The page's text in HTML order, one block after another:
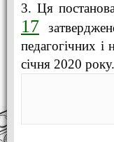
3. Ця
17
педагогічних і
січня 2020 року.